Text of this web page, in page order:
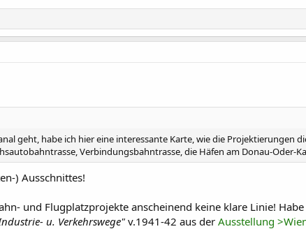
geht, habe ich hier eine interessante Karte, wie die Projektierungen
Verbindungsbahntrasse, die Häfen am Donau-Oder-
) Ausschnittes!
und Flugplatzprojekte anscheinend keine klare Linie!
u. Verkehrswege" v.1941-42 aus der Ausstellung